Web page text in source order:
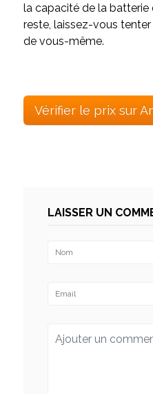
la capacité de la batterie
reste, laissez-vous tenter
de vous-même.
Vérifier le prix sur
LAISSER UN